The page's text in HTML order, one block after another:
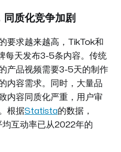
同质化竞争加剧
要求越来越高，TikTok和
每天发布3-5条内容。传统
产品视频需要3-5天的制作
内容需求。同时，大量品
内容同质化严重，用户审
根据Statista的数据，
互动率已从2022年的